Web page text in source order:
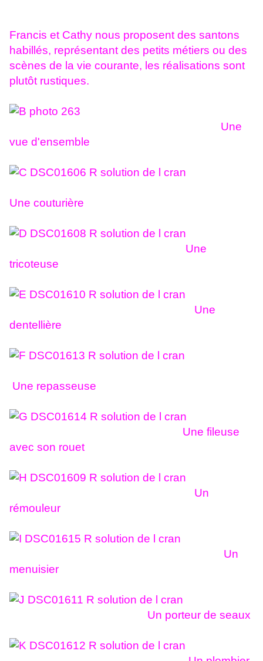
Francis et Cathy nous proposent des santons
habillés, représentant des petits métiers ou des
scènes de la vie courante, les réalisations sont
plutôt rustiques.
Une
vue d'ensemble
Une couturière
Une
tricoteuse
Une
dentellière
Une repasseuse
Une fileuse
avec son rouet
Un
rémouleur
Un
menuisier
Un porteur de seaux